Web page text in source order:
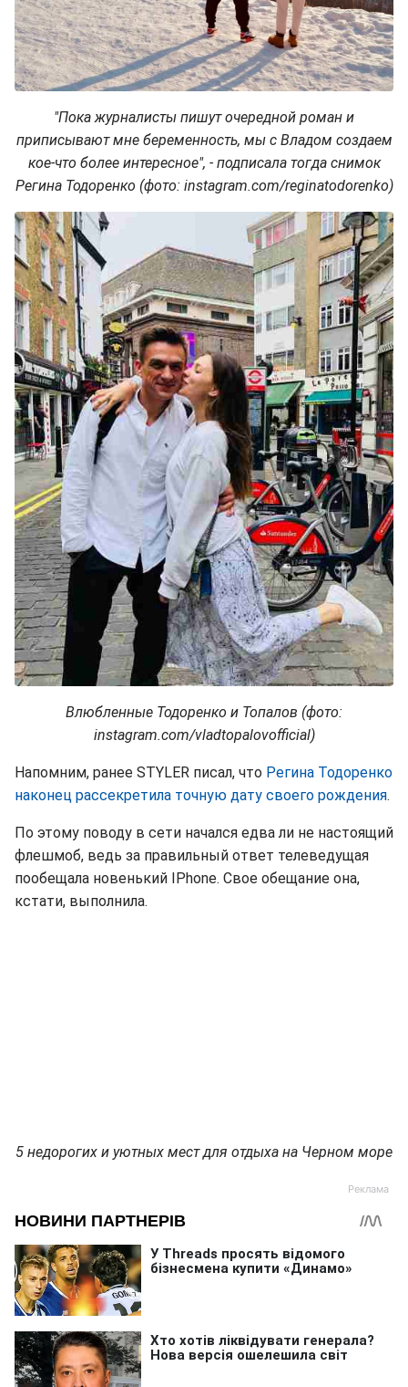
"Пока журналисты пишут очередной роман и
приписывают мне беременность, мы с Владом создаем
кое-что более интересное", - подписала тогда снимок
Регина Тодоренко (фото: instagram.com/reginatodorenko)
Влюбленные Тодоренко и Топалов (фото:
instagram.com/vladtopalovofficial)
Напомним, ранее STYLER писал, что Регина Тодоренко
наконец рассекретила точную дату своего рождения.
По этому поводу в сети начался едва ли не настоящий
флешмоб, ведь за правильный ответ телеведущая
пообещала новенький IPhone. Свое обещание она,
кстати, выполнила.
5 недорогих и уютных мест для отдыха на Черном море